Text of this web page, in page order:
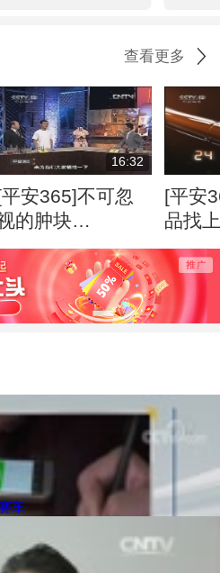
查看更多
16:32
安365]不可忽
的肿块
[平安
品找
车